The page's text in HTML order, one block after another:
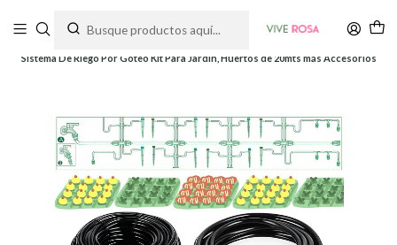
Sistema De Riego Por Goteo Kit Para Jardín, Huertos de 20mts más Accesorios